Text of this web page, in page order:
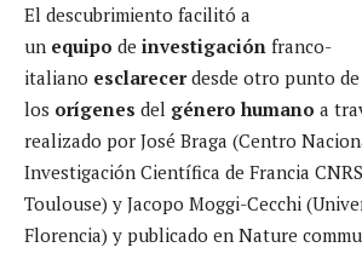
El descubrimiento facilitó a
un equipo de investigación franco-
italiano esclarecerdesde otro punto
los orígenes del género humano a
realizado por José Braga (Centro
Investigación Científica de Francia
Toulouse) y Jacopo Moggi-Cecchi
Florencia) y publicado en Nature